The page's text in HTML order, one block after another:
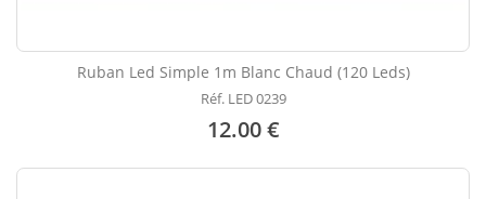
Ruban Led Simple 1m Blanc Chaud (120 Leds)
Réf. LED 0239
12.00 €